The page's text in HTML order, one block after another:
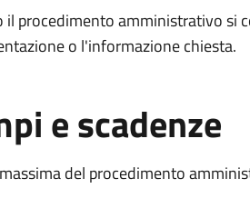
il procedimento amministrativo si
o l'informazione chiesta.
e scadenze
del procedimento